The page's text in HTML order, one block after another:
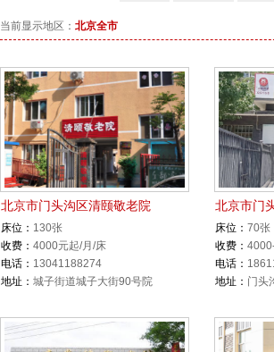
当前显示地区： 北京全市
北京市门头沟区清颐敬老院
床位： 130张
收费： 4000元起/月/床
电话： 13041188274
地址： 城子街道城子大街90号院
北京市门
床位： 70张
收费：
电话：
地址： 门头